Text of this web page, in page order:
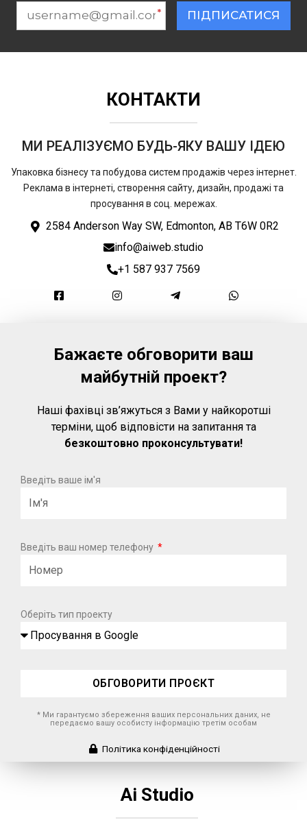
* ПІДПИСАТИСЯ
КОНТАКТИ
МИ РЕАЛІЗУЄМО БУДЬ-ЯКУ ВАШУ ІДЕЮ
Упаковка бізнесу та побудова систем продажів через інтернет.
Реклама в інтернеті, створення сайту, дизайн, продажі та
просування в соц. мережах.
2584 Anderson Way SW, Edmonton, AB T6W 0R2
info@aiweb.studio
+1 587 937 7569
Бажаєте обговорити ваш
майбутній проект?
Наші фахівці зв’яжуться з Вами у найкоротші
терміни, щоб відповісти на запитання та
безкоштовно проконсультувати!
Введіть ваше ім'я
Введіть ваш номер телефону
Оберіть тип проекту
ОБГОВОРИТИ ПРОЄКТ
* Ми гарантуємо збереження ваших персональних даних, не
передаємо вашу особисту інформацію третім особам
Політика конфіденційності
Ai Studio